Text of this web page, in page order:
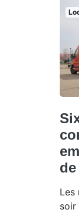
Les
soir